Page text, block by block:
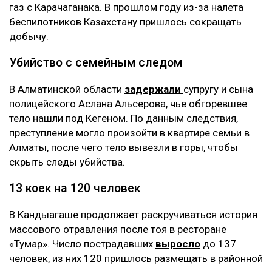
газ с Карачаганака. В прошлом году из-за налета
беспилотников Казахстану пришлось сокращать
добычу.
Убийство с семейным следом
В Алматинской области задержали супругу и сына
полицейского Аслана Альсерова, чье обгоревшее
тело нашли под Кегеном. По данным следствия,
преступление могло произойти в квартире семьи в
Алматы, после чего тело вывезли в горы, чтобы
скрыть следы убийства.
13 коек на 120 человек
В Кандыагаше продолжает раскручиваться история
массового отравления после тоя в ресторане
«Тумар». Число пострадавших выросло до 137
человек, из них 120 пришлось размещать в районной